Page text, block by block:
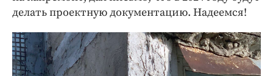
делать проектную документацию. Надеемся!